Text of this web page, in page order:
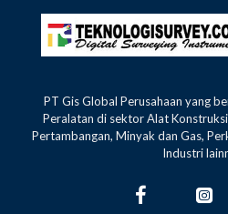
PT Gis Global Perusahaan yang
Peralatan di sektor Alat
Pertambangan, Minyak dan Gas,
Industri